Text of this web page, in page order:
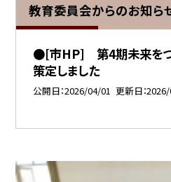
教育委員会からのお知ら
●[市HP] 第4期未来をつ
策定しました
公開日 2026/04/01 更新日